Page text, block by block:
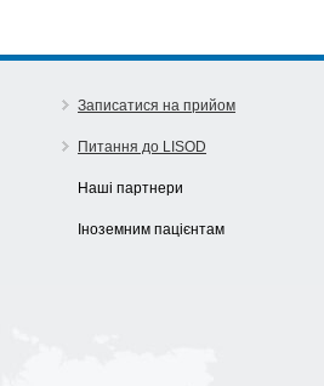
Записатися на прийом
Питання до LISOD
Наші партнери
Іноземним пацієнтам